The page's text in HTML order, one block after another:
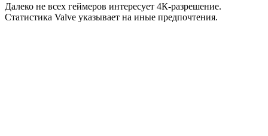
Далеко не всех геймеров интересует 4К-разрешение.
Статистика Valve указывает на иные предпочтения.